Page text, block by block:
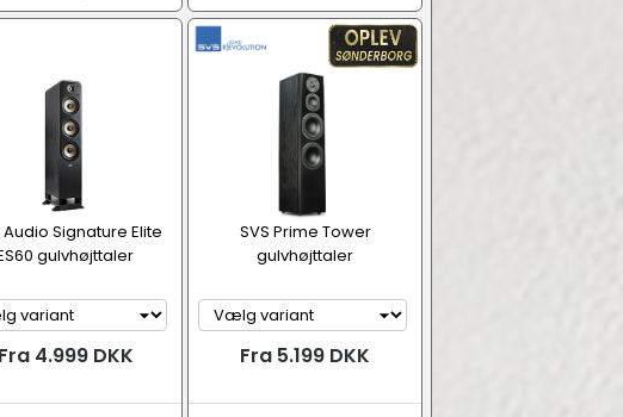
Audio Signature Elite
gulvhøjttaler
Fra 4.999 DKK
SVS Prime Tower
gulvhøjttaler
Fra 5.199 DKK